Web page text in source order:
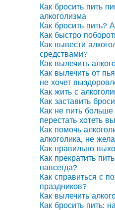
Как бросить пить
алкоголизма
Как бросить пить?
Как быстро
Как вывести
средствами?
Как вылечить
Как вылечить от
не хочет
Как жить с
Как заставить
Как не пить больше
перестать хотеть
Как помочь
алкоголика, не
Как правильно
Как прекратить
навсегда?
Как справиться с
праздников?
Как вылечить
Как бросить пить: